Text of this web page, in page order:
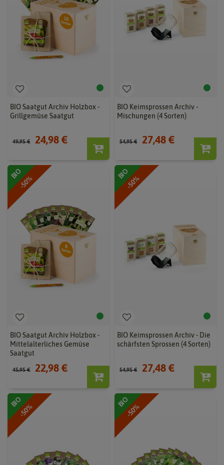
BIO Saatgut Archiv Holzbox -
Grillgemüse Saatgut
49,95 € 24,98 €
BIO Keimsprossen Archiv -
Mischungen (4 Sorten)
54,95 € 27,48 €
-50%
BIO
BIO Saatgut Archiv Holzbox -
Mittelalterliches Gemüse
Saatgut
45,95 € 22,98 €
-50%
BIO
BIO Keimsprossen Archiv - Die
schärfsten Sprossen (4 Sorten)
54,95 € 27,48 €
-50%
BIO
-50%
BIO